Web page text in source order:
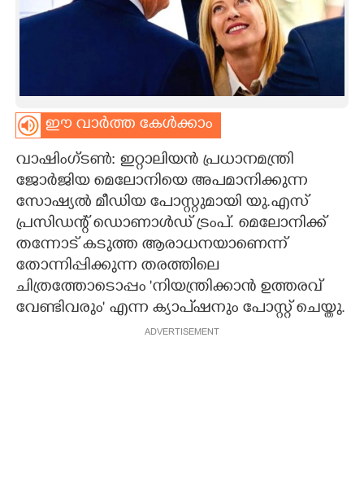
ASTRO
ZOOM
CONTACT US
ഈ വാർത്ത കേൾക്കാം
വാഷിംഗ്ടൺ: ഇറ്റാലിയൻ പ്രധാനമന്ത്രി
ജോർജിയ മെലോനിയെ അപമാനിക്കുന്ന
സോഷ്യൽ മീഡിയ പോസ്റ്റുമായി യു.എസ്
പ്രസിഡന്റ് ഡൊണാൾഡ് ട്രംപ്. മെലോനിക്ക്
തന്നോട് കടുത്ത ആരാധനയാണെന്ന്
തോന്നിപ്പിക്കുന്ന തരത്തിലെ
ചിത്രത്തോടൊപ്പം 'നിയന്ത്രിക്കാൻ ഉത്തരവ്
വേണ്ടിവരും' എന്ന ക്യാപ്ഷനും പോസ്റ്റ് ചെയ്തു.
ADVERTISEMENT